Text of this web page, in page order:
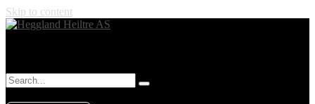
Skip to content